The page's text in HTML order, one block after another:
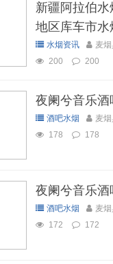
新疆阿拉伯
地区库车市水
水烟资讯 麦烟
200
200
夜阑兮音乐
酒吧水烟 麦烟
178
178
夜阑兮音乐酒
酒吧水烟 麦烟
172
172